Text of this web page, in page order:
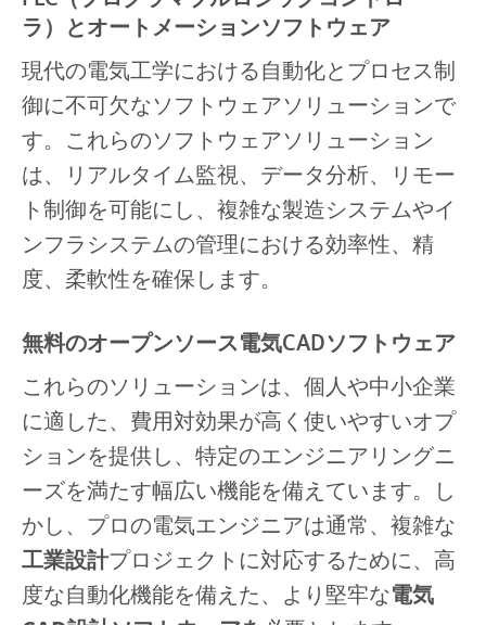
ラ）とオートメーションソフトウェア
現代の電気工学における自動化とプロセス制
御に不可欠なソフトウェアソリューションで
す。これらのソフトウェアソリューション
は、リアルタイム監視、データ分析、リモー
ト制御を可能にし、複雑な製造システムやイ
ンフラシステムの管理における効率性、精
度、柔軟性を確保します。
無料のオープンソース電気CADソフトウェア
これらのソリューションは、個人や中小企業
に適した、費用対効果が高く使いやすいオプ
ションを提供し、特定のエンジニアリングニ
ーズを満たす幅広い機能を備えています。し
かし、プロの電気エンジニアは通常、複雑な
工業設計プロジェクトに対応するために、高
度な自動化機能を備えた、より堅牢な電気